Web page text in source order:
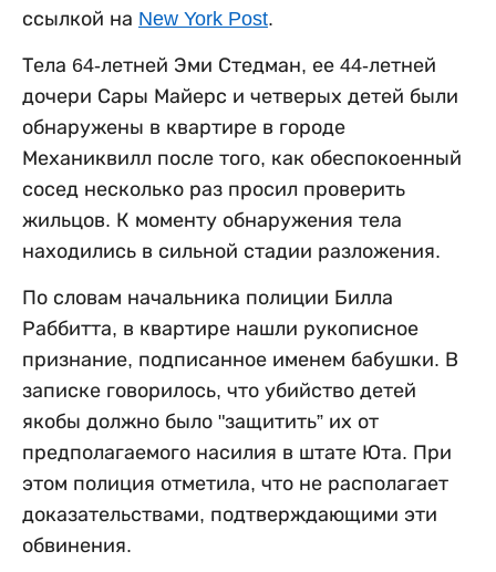
ссылкой на New York Post.
Тела 64-летней Эми Стедман, ее 44-летней
дочери Сары Майерс и четверых детей были
обнаружены в квартире в городе
Механиквилл после того, как обеспокоенный
сосед несколько раз просил проверить
жильцов. К моменту обнаружения тела
находились в сильной стадии разложения.
По словам начальника полиции Билла
Раббитта, в квартире нашли рукописное
признание, подписанное именем бабушки. В
записке говорилось, что убийство детей
якобы должно было "защитить” их от
предполагаемого насилия в штате Юта. При
этом полиция отметила, что не располагает
доказательствами, подтверждающими эти
обвинения.